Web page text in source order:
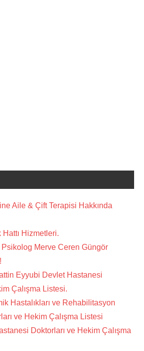
Aile & Çift Terapisi Hakkında
Hizmetleri.
Merve Ceren Güngör
Eyyubi Devlet Hastanesi
Çalışma Listesi.
Hastalıkları ve Rehabilitasyon
ve Hekim Çalışma Listesi
Doktorları ve Hekim Çalışma